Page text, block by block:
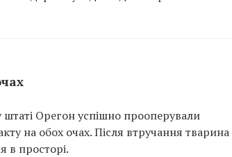
Орегон успішно прооперували
на обох очах. Після втручання тварина
в просторі.